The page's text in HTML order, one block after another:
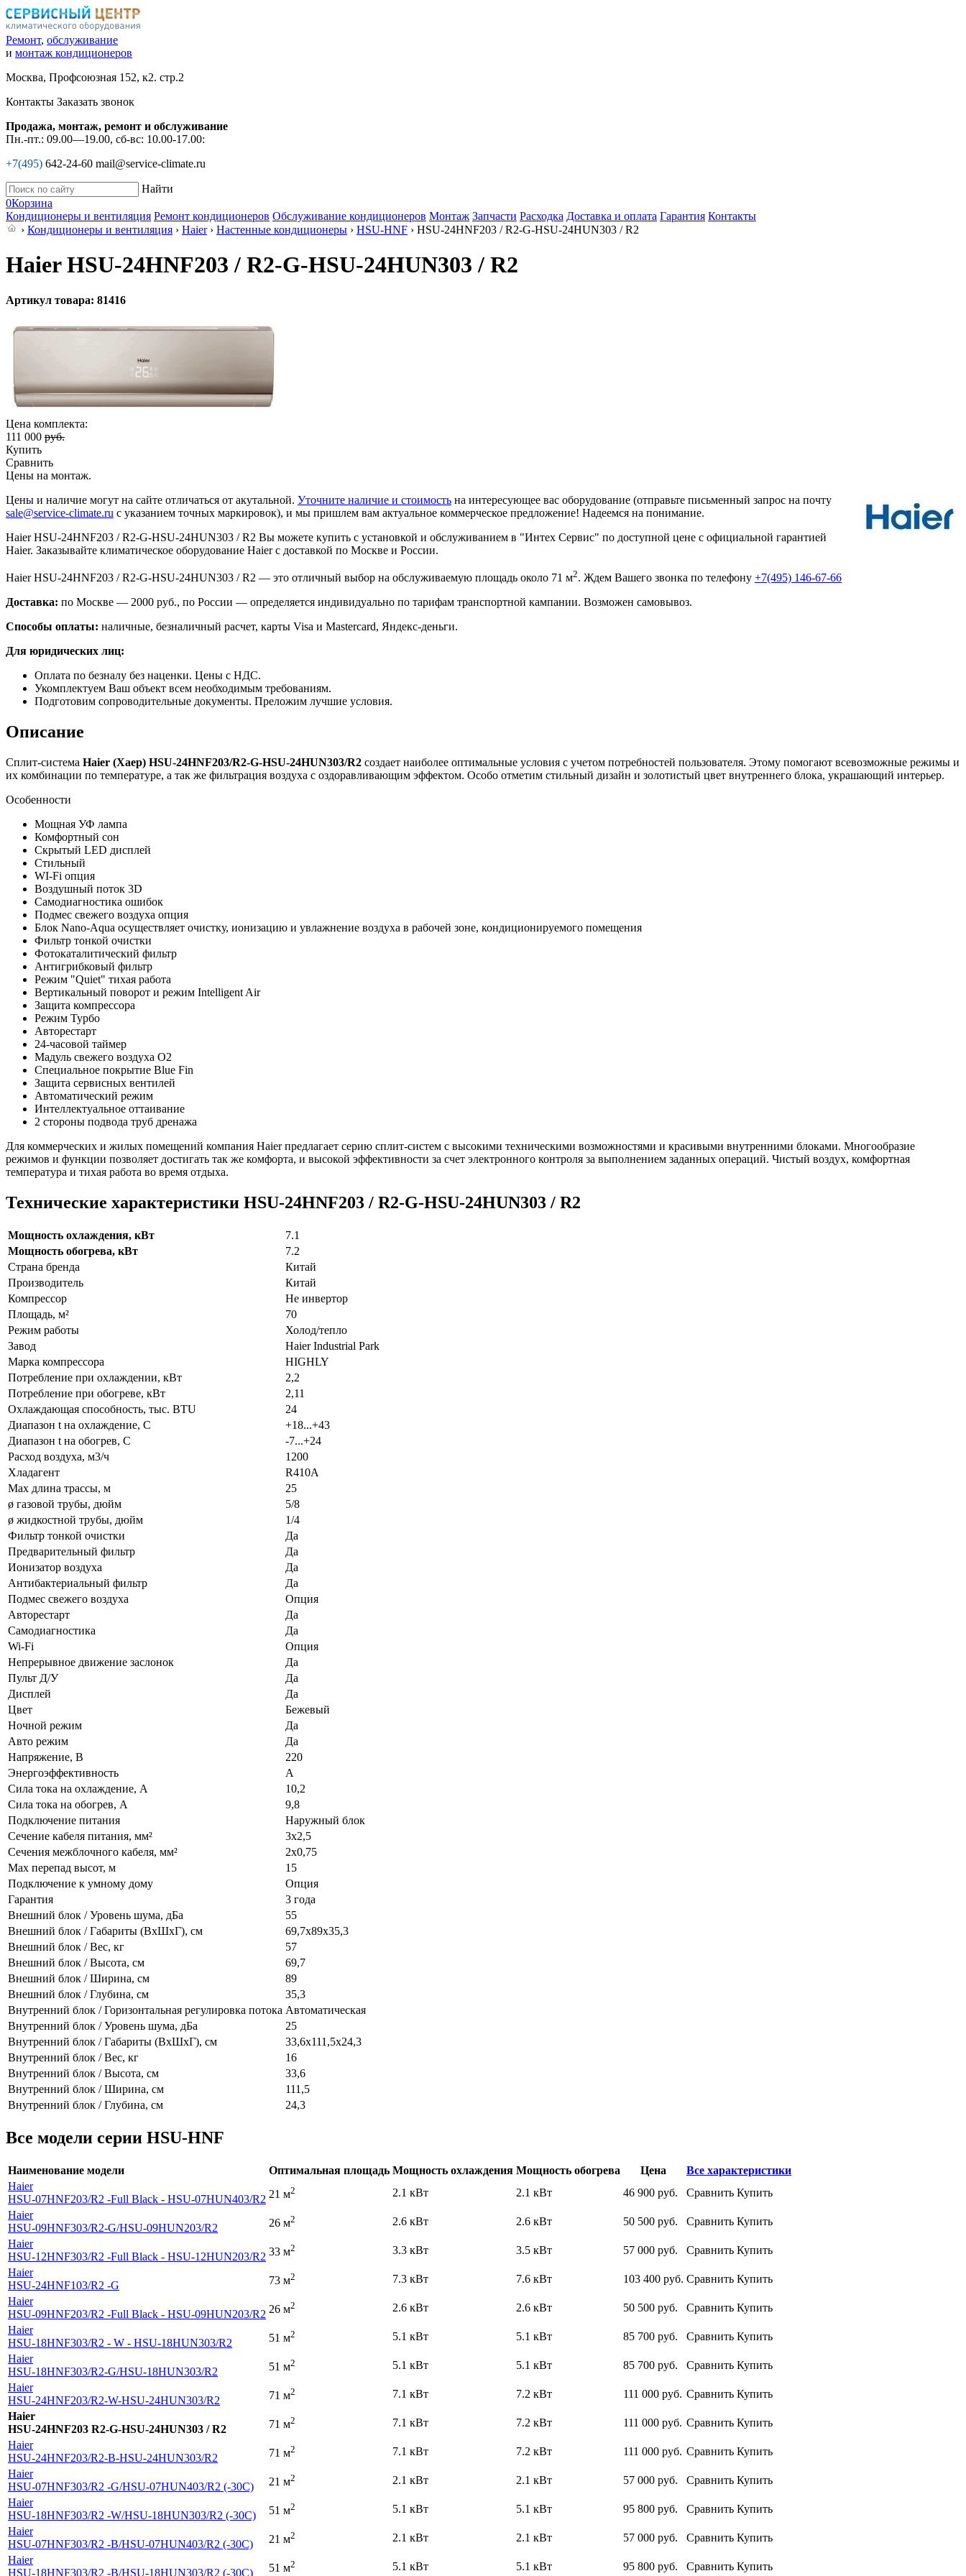
Ремонт, обслуживание
и монтаж кондиционеров
Москва, Профсоюзная 152, к2. стр.2
Контакты Заказать звонок
Продажа, монтаж, ремонт и обслуживание
Пн.-пт.: 09.00—19.00, сб-вс: 10.00-17.00:
+7(495) 642-24-60 mail@service-climate.ru
Найти
0Корзина
Кондиционеры и вентиляция Ремонт кондиционеров Обслуживание кондиционеров Монтаж Запчасти Расходка Доставка и оплата Гарантия Контакты
› Кондиционеры и вентиляция › Haier› Настенные кондиционеры › HSU-HNF › HSU-24HNF203 / R2-G-HSU-24HUN303 / R2
Haier HSU-24HNF203 / R2-G-HSU-24HUN303 / R2
Артикул товара: 81416
Цена комплекта:
111 000 руб.
Купить
Сравнить
Цены на монтаж.
Цены и наличие могут на сайте отличаться от акутальной. Уточните наличие и стоимость на интересующее вас оборудование (отправьте письменный запрос на почту
sale@service-climate.ru с указанием точных маркировок), и мы пришлем вам актуальное коммерческое предложение! Надеемся на понимание.
Haier HSU-24HNF203 / R2-G-HSU-24HUN303 / R2 Вы можете купить с установкой и обслуживанием в "Интех Сервис" по доступной цене с официальной гарантией
Haier. Заказывайте климатическое оборудование Haier с доставкой по Москве и России.
Haier HSU-24HNF203 / R2-G-HSU-24HUN303 / R2 — это отличный выбор на обслуживаемую площадь около 71 м2. Ждем Вашего звонка по телефону +7(495) 146-67-66
Доставка: по Москве — 2000 руб., по России — определяется индивидуально по тарифам транспортной кампании. Возможен самовывоз.
Способы оплаты: наличные, безналичный расчет, карты Visa и Mastercard, Яндекс-деньги.
Для юридических лиц:
Оплата по безналу без наценки. Цены с НДС.
Укомплектуем Ваш объект всем необходимым требованиям.
Подготовим сопроводительные документы. Преложим лучшие условия.
Описание
Сплит-система Haier (Хаер) HSU-24HNF203/R2-G-HSU-24HUN303/R2 создает наиболее оптимальные условия с учетом потребностей пользователя. Этому помогают всевозможные режимы и
их комбинации по температуре, а так же фильтрация воздуха с оздоравливающим эффектом. Особо отметим стильный дизайн и золотистый цвет внутреннего блока, украшающий интерьер.
Особенности
Мощная УФ лампа
Комфортный сон
Скрытый LED дисплей
Стильный
WI-Fi опция
Воздушный поток 3D
Самодиагностика ошибок
Подмес свежего воздуха опция
Блок Nano-Aqua осуществляет очистку, ионизацию и увлажнение воздуха в рабочей зоне, кондиционируемого помещения
Фильтр тонкой очистки
Фотокаталитический фильтр
Антигрибковый фильтр
Режим "Quiet" тихая работа
Вертикальный поворот и режим Intelligent Air
Защита компрессора
Режим Турбо
Авторестарт
24-часовой таймер
Мадуль свежего воздуха О2
Специальное покрытие Blue Fin
Защита сервисных вентилей
Автоматический режим
Интеллектуальное оттаивание
2 стороны подвода труб дренажа
Для коммерческих и жилых помещений компания Haier предлагает серию сплит-систем с высокими техническими возможностями и красивыми внутренними блоками. Многообразие
режимов и функции позволяет достигать так же комфорта, и высокой эффективности за счет электронного контроля за выполнением заданных операций. Чистый воздух, комфортная
температура и тихая работа во время отдыха.
Технические характеристики HSU-24HNF203 / R2-G-HSU-24HUN303 / R2
Мощность охлаждения, кВт
7.1
Мощность обогрева, кВт
7.2
Страна бренда
Китай
Производитель
Китай
Компрессор
Не инвертор
Площадь, м²
70
Режим работы
Холод/тепло
Завод
Haier Industrial Park
Марка компрессора
HIGHLY
Потребление при охлаждении, кВт
2,2
Потребление при обогреве, кВт
2,11
Охлаждающая способность, тыс. BTU
24
Диапазон t на охлаждение, С
+18...+43
Диапазон t на обогрев, С
-7...+24
Расход воздуха, м3/ч
1200
Хладагент
R410A
Max длина трассы, м
25
ø газовой трубы, дюйм
5/8
ø жидкостной трубы, дюйм
1/4
Фильтр тонкой очистки
Да
Предварительный фильтр
Да
Ионизатор воздуха
Да
Антибактериальный фильтр
Да
Подмес свежего воздуха
Опция
Авторестарт
Да
Самодиагностика
Да
Wi-Fi
Опция
Непрерывное движение заслонок
Да
Пульт Д/У
Да
Дисплей
Да
Цвет
Бежевый
Ночной режим
Да
Авто режим
Да
Напряжение, В
220
Энергоэффективность
A
Сила тока на охлаждение, А
10,2
Сила тока на обогрев, А
9,8
Подключение питания
Наружный блок
Сечение кабеля питания, мм²
3х2,5
Сечения межблочного кабеля, мм²
2х0,75
Max перепад высот, м
15
Подключение к умному дому
Опция
Гарантия
3 года
Внешний блок / Уровень шума, дБа
55
Внешний блок / Габариты (ВхШхГ), см
69,7х89х35,3
Внешний блок / Вес, кг
57
Внешний блок / Высота, см
69,7
Внешний блок / Ширина, см
89
Внешний блок / Глубина, см
35,3
Внутренний блок / Горизонтальная регулировка потока Автоматическая
Внутренний блок / Уровень шума, дБа
25
Внутренний блок / Габариты (ВхШхГ), см
33,6х111,5х24,3
Внутренний блок / Вес, кг
16
Внутренний блок / Высота, см
33,6
Внутренний блок / Ширина, см
111,5
Внутренний блок / Глубина, см
24,3
Все модели серии HSU-HNF
Наименование модели Оптимальная площадь Мощность охлаждения Мощность обогрева Цена
Все характеристики
Haier
HSU-07HNF203/R2 -Full Black - HSU-07HUN403/R2 21 м2 2.1 кВт 2.1 кВт 46 900 руб. Сравнить Купить
Haier
HSU-09HNF303/R2-G/HSU-09HUN203/R2 26 м2 2.6 кВт 2.6 кВт 50 500 руб. Сравнить Купить
Haier
HSU-12HNF303/R2 -Full Black - HSU-12HUN203/R2 33 м2 3.3 кВт 3.5 кВт 57 000 руб. Сравнить Купить
Haier
HSU-24HNF103/R2 -G 73 м2 7.3 кВт 7.6 кВт 103 400 руб. Сравнить Купить
Haier
HSU-09HNF203/R2 -Full Black - HSU-09HUN203/R2 26 м2 2.6 кВт 2.6 кВт 50 500 руб. Сравнить Купить
Haier
HSU-18HNF303/R2 - W - HSU-18HUN303/R2 51 м2 5.1 кВт 5.1 кВт 85 700 руб. Сравнить Купить
Haier
HSU-18HNF303/R2-G/HSU-18HUN303/R2 51 м2 5.1 кВт 5.1 кВт 85 700 руб. Сравнить Купить
Haier
HSU-24HNF203/R2-W-HSU-24HUN303/R2 71 м2 7.1 кВт 7.2 кВт 111 000 руб. Сравнить Купить
Haier
HSU-24HNF203 R2-G-HSU-24HUN303 / R2
71 м2 7.1 кВт 7.2 кВт 111 000 руб. Сравнить Купить
Haier
HSU-24HNF203/R2-B-HSU-24HUN303/R2 71 м2 7.1 кВт 7.2 кВт 111 000 руб. Сравнить Купить
Haier
HSU-07HNF303/R2 -G/HSU-07HUN403/R2 (-30С) 21 м2 2.1 кВт 2.1 кВт 57 000 руб. Сравнить Купить
Haier
HSU-18HNF303/R2 -W/HSU-18HUN303/R2 (-30С) 51 м2 5.1 кВт 5.1 кВт 95 800 руб. Сравнить Купить
Haier
HSU-07HNF303/R2 -B/HSU-07HUN403/R2 (-30С) 21 м2 2.1 кВт 2.1 кВт 57 000 руб. Сравнить Купить
Haier
HSU-18HNF303/R2 -B/HSU-18HUN303/R2 (-30С) 51 м2 5.1 кВт 5.1 кВт 95 800 руб. Сравнить Купить